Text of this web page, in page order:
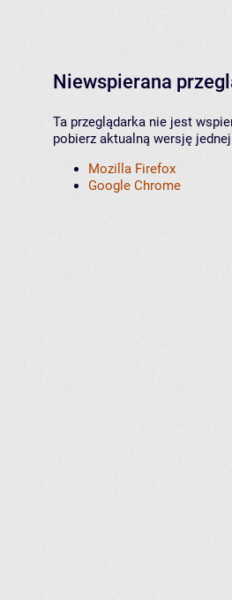
Niewspierana
Ta przeglądarka nie jest
pobierz aktualną wersję
Mozilla Firefox
Google Chrome